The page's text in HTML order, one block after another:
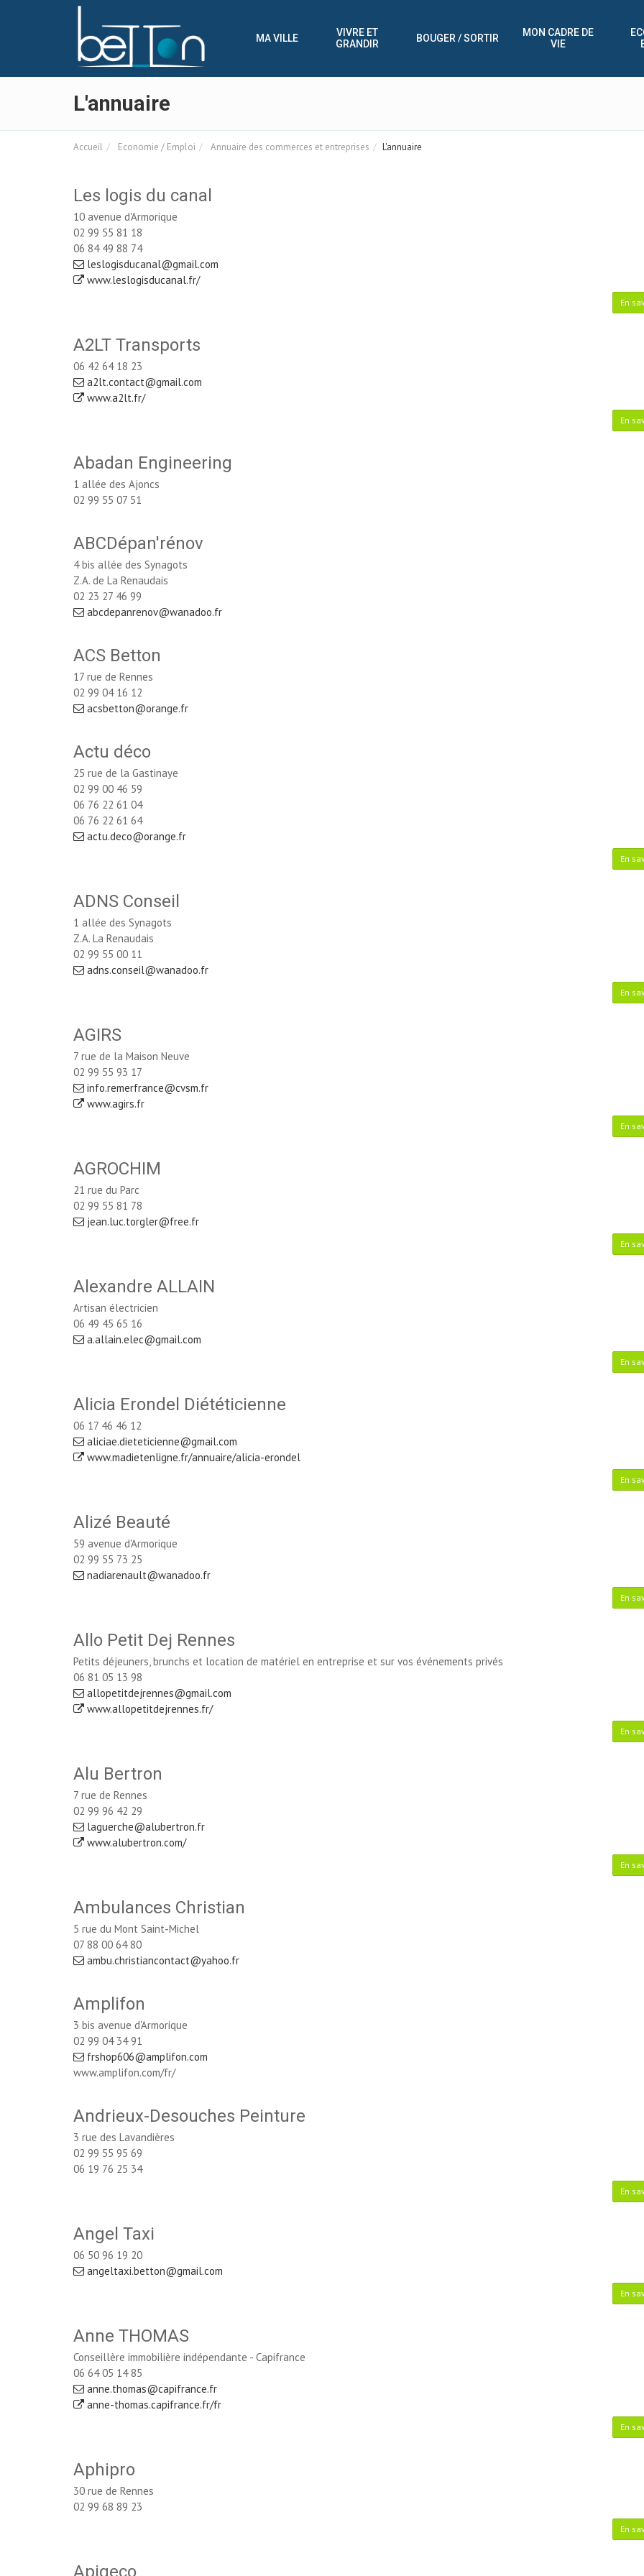
MA VILLE
VIVRE ET
GRANDIR
BOUGER / SORTIR
MON CADRE DE
VIE
L'annuaire
Accueil Economie / Emploi Annuaire des commerces et entreprises L'annuaire
Les logis du canal
10 avenue d'Armorique
02 99 55 81 18
06 84 49 88 74
leslogisducanal@gmail.com
www.leslogisducanal.fr/
En
A2LT Transports
06 42 64 18 23
a2lt.contact@gmail.com
www.a2lt.fr/
En
Abadan Engineering
1 allée des Ajoncs
02 99 55 07 51
ABCDépan'rénov
4 bis allée des Synagots
Z.A. de La Renaudais
02 23 27 46 99
abcdepanrenov@wanadoo.fr
ACS Betton
17 rue de Rennes
02 99 04 16 12
acsbetton@orange.fr
Actu déco
25 rue de la Gastinaye
02 99 00 46 59
06 76 22 61 04
06 76 22 61 64
actu.deco@orange.fr
En
ADNS Conseil
1 allée des Synagots
Z.A. La Renaudais
02 99 55 00 11
adns.conseil@wanadoo.fr
En
AGIRS
7 rue de la Maison Neuve
02 99 55 93 17
info.remerfrance@cvsm.fr
www.agirs.fr
En
AGROCHIM
21 rue du Parc
02 99 55 81 78
jean.luc.torgler@free.fr
En
Alexandre ALLAIN
Artisan électricien
06 49 45 65 16
a.allain.elec@gmail.com
En
Alicia Erondel Diététicienne
06 17 46 46 12
aliciae.dieteticienne@gmail.com
www.madietenligne.fr/annuaire/alicia-erondel
En
Alizé Beauté
59 avenue d'Armorique
02 99 55 73 25
nadiarenault@wanadoo.fr
En
Allo Petit Dej Rennes
Petits déjeuners, brunchs et location de matériel en entreprise et sur vos événements privés
06 81 05 13 98
allopetitdejrennes@gmail.com
www.allopetitdejrennes.fr/
En
Alu Bertron
7 rue de Rennes
02 99 96 42 29
laguerche@alubertron.fr
www.alubertron.com/
En
Ambulances Christian
5 rue du Mont Saint-Michel
07 88 00 64 80
ambu.christiancontact@yahoo.fr
Amplifon
3 bis avenue d'Armorique
02 99 04 34 91
frshop606@amplifon.com
www.amplifon.com/fr/
Andrieux-Desouches Peinture
3 rue des Lavandières
02 99 55 95 69
06 19 76 25 34
En
Angel Taxi
06 50 96 19 20
angeltaxi.betton@gmail.com
En
Anne THOMAS
Conseillère immobilière indépendante - Capifrance
06 64 05 14 85
anne.thomas@capifrance.fr
anne-thomas.capifrance.fr/fr
En
Aphipro
30 rue de Rennes
02 99 68 89 23
En
Apigeco
Panneau de gestion des cookies